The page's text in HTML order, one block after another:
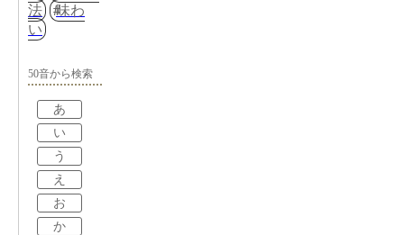
法
味わ
い
50音から検索
あ
い
う
え
お
か